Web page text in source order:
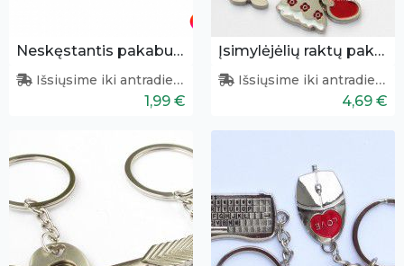
Neskęstantis pakabukas
Išsiųsime iki antradienio
1,99 €
Įsimylėjėlių raktų pakabukų pora
Išsiųsime iki antradienio
4,69 €